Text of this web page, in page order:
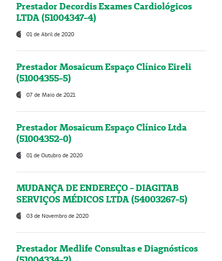
Prestador Decordis Exames Cardiológicos
LTDA (51004347-4)
01 de Abril de 2020
Prestador Mosaicum Espaço Clínico Eireli
(51004355-5)
07 de Maio de 2021
Prestador Mosaicum Espaço Clínico Ltda
(51004352-0)
01 de Outubro de 2020
MUDANÇA DE ENDEREÇO - DIAGITAB
SERVIÇOS MÉDICOS LTDA (54003267-5)
03 de Novembro de 2020
Prestador Medlife Consultas e Diagnósticos